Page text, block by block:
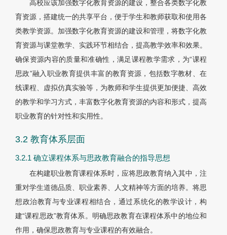
高校应该加强数字化教育资源的建设，整合各类数字化教
育资源，搭建统一的共享平台，便于学生和教师获取和使用各
类教学资源。加强数字化教育资源的建设和管理，将数字化教
育资源与课堂教学、实践环节相结合，提高教学效率和效果。
确保资源内容的质量和准确性，满足课程教学需求，为“课程
思政”融入职业教育提供丰富的教育资源，包括数字教材、在
线课程、虚拟仿真实验等，为教师和学生提供更加便捷、高效
的教学和学习方式，丰富数字化教育资源的内容和形式，提高
职业教育的针对性和实用性。
3.2 教育体系层面
3.2.1 确立课程体系与思政教育融合的指导思想
在构建职业教育课程体系时，应将思政教育纳入其中，注
重对学生道德品质、职业素养、人文精神等方面的培养。将思
想政治教育与专业课程相结合，通过系统化的教学设计，构
建“课程思政”教育体系。明确思政教育在课程体系中的地位和
作用，确保思政教育与专业课程的有效融合。